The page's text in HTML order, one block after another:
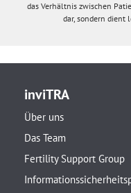
das Verhältnis zwischen
dar, sondern dient
inviTRA
Über uns
Das Team
Fertility Support Group